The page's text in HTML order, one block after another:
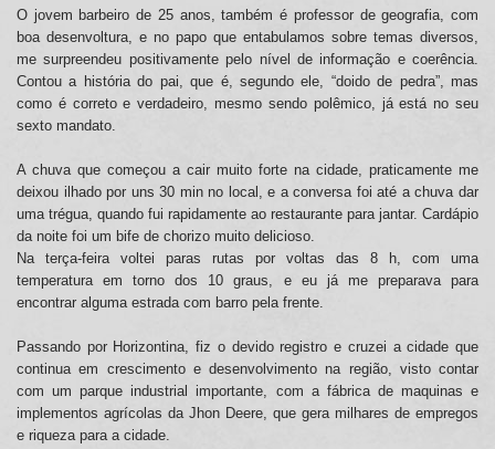
O jovem barbeiro de 25 anos, também é professor de geografia, com
boa desenvoltura, e no papo que entabulamos sobre temas diversos,
me surpreendeu positivamente pelo nível de informação e coerência.
Contou a história do pai, que é, segundo ele, “doido de pedra”, mas
como é correto e verdadeiro, mesmo sendo polêmico, já está no seu
sexto mandato.
A chuva que começou a cair muito forte na cidade, praticamente me
deixou ilhado por uns 30 min no local, e a conversa foi até a chuva dar
uma trégua, quando fui rapidamente ao restaurante para jantar. Cardápio
da noite foi um bife de chorizo muito delicioso.
Na terça-feira voltei paras rutas por voltas das 8 h, com uma
temperatura em torno dos 10 graus, e eu já me preparava para
encontrar alguma estrada com barro pela frente.
Passando por Horizontina, fiz o devido registro e cruzei a cidade que
continua em crescimento e desenvolvimento na região, visto contar
com um parque industrial importante, com a fábrica de maquinas e
implementos agrícolas da Jhon Deere, que gera milhares de empregos
e riqueza para a cidade.